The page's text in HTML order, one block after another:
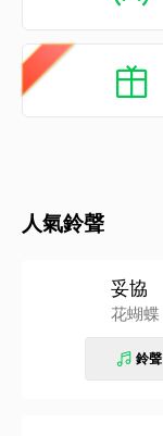
人氣鈴聲
妥協
花蝴蝶
鈴聲